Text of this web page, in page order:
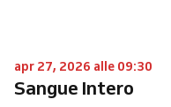
apr 27, 2026 alle 09:30
Sangue Intero